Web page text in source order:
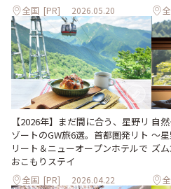
全国 [PR] 2026.05.20
【2026年】まだ間に合う、星野リ
ゾートのGW旅6選。首都圏発リト
リート＆ニューオープンホテルで
おこもりステイ
全国 [PR] 2026.04.22
自
～
ズ